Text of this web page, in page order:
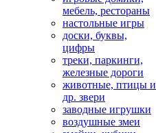
мебель, рестораны
настольные игры
доски, буквы,
цифры
треки, паркинги,
железные дороги
животные, птицы и
др. звери
заводные игрушки
воздушные змеи